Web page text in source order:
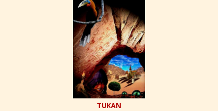
TUKAN